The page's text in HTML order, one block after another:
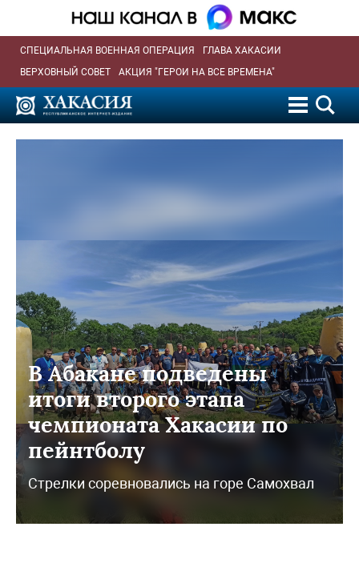
СПЕЦИАЛЬНАЯ ВОЕННАЯ ОПЕРАЦИЯ
ГЛАВА ХАКАСИИ
ВЕРХОВНЫЙ СОВЕТ
АКЦИЯ "ГЕРОИ НА ВСЕ ВРЕМЕНА"
В Абакане подведены
итоги второго этапа
чемпионата Хакасии по
пейнтболу
Стрелки соревновались на горе Самохвал